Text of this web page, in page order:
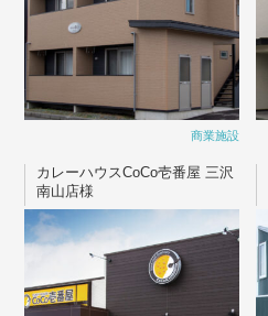
商業施設
カレーハウスCoCo壱番屋 三沢
南山店様